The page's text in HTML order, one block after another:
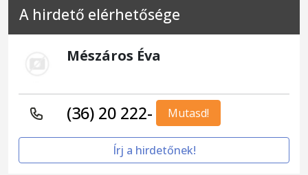
A hirdető elérhetősége
Mészáros Éva
(36) 20 222- Mutasd!
Írj a hirdetőnek!